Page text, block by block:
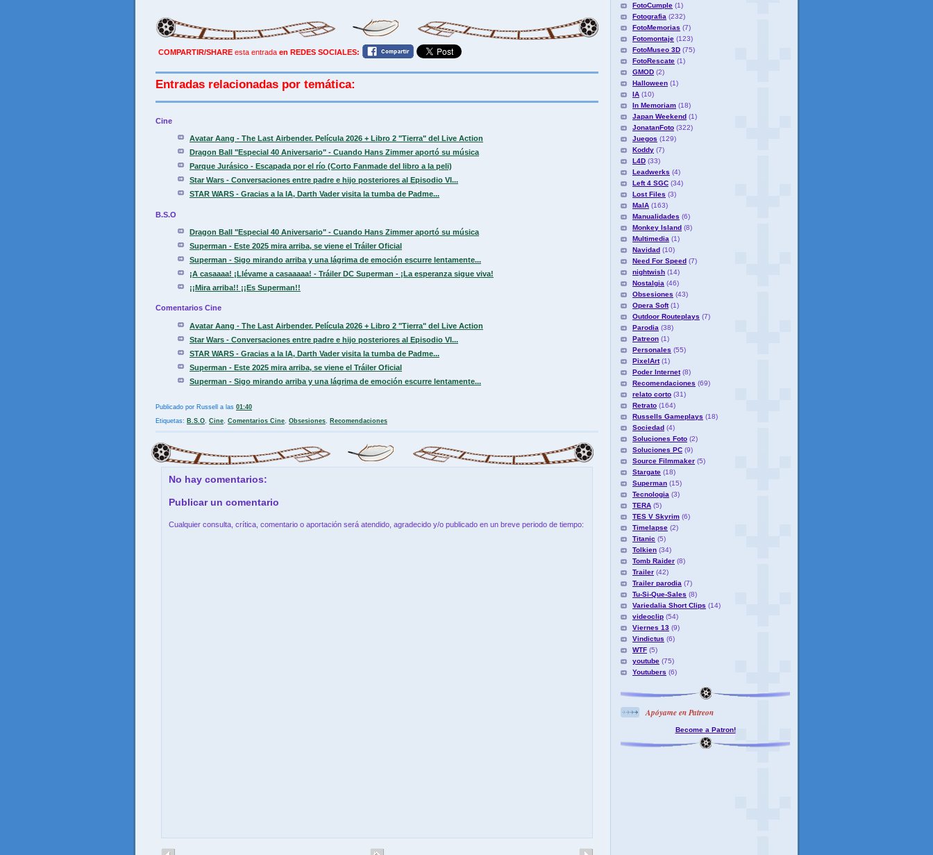
COMPARTIR/SHARE esta entrada en REDES SOCIALES:
Entradas relacionadas por temática:
Cine
Avatar Aang - The Last Airbender. Película 2026 + Libro 2 "Tierra" del Live Action
Dragon Ball "Especial 40 Aniversario" - Cuando Hans Zimmer aportó su música
Parque Jurásico - Escapada por el río (Corto Fanmade del libro a la peli)
Star Wars - Conversaciones entre padre e hijo posteriores al Episodio VI...
STAR WARS - Gracias a la IA, Darth Vader visita la tumba de Padme...
B.S.O
Dragon Ball "Especial 40 Aniversario" - Cuando Hans Zimmer aportó su música
Superman - Este 2025 mira arriba, se viene el Tráiler Oficial
Superman - Sigo mirando arriba y una lágrima de emoción escurre lentamente...
¡A casaaaa! ¡Llévame a casaaaaa! - Tráiler DC Superman - ¡La esperanza sigue viva!
¡¡Mira arriba!! ¡¡Es Superman!!
Comentarios Cine
Avatar Aang - The Last Airbender. Película 2026 + Libro 2 "Tierra" del Live Action
Star Wars - Conversaciones entre padre e hijo posteriores al Episodio VI...
STAR WARS - Gracias a la IA, Darth Vader visita la tumba de Padme...
Superman - Este 2025 mira arriba, se viene el Tráiler Oficial
Superman - Sigo mirando arriba y una lágrima de emoción escurre lentamente...
Publicado por Russell a las 01:40
Etiquetas: B.S.O Cine Comentarios Cine Obsesiones Recomendaciones
No hay comentarios:
Publicar un comentario
Cualquier consulta, crítica, comentario o aportación será atendido, agradecido y/o publicado en un breve periodo de tiempo:
FotoCumple (1)
Fotografia (232)
FotoMemorias (7)
Fotomontaje (123)
FotoMuseo 3D (75)
FotoRescate (1)
GMOD (2)
Halloween (1)
IA (10)
In Memoriam (18)
Japan Weekend (1)
JonatanFoto (322)
Juegos (129)
Koddy (7)
L4D (33)
Leadwerks (4)
Left 4 SGC (34)
Lost Files (3)
MaIA (163)
Manualidades (6)
Monkey Island (8)
Multimedia (1)
Navidad (10)
Need For Speed (7)
nightwish (14)
Nostalgia (46)
Obsesiones (43)
Opera Soft (1)
Outdoor Routeplays (7)
Parodia (38)
Patreon (1)
Personales (55)
PixelArt (1)
Poder Internet (8)
Recomendaciones (69)
relato corto (31)
Retrato (164)
Russells Gameplays (18)
Sociedad (4)
Soluciones Foto (2)
Soluciones PC (9)
Source Filmmaker (5)
Stargate (18)
Superman (15)
Tecnologia (3)
TERA (5)
TES V Skyrim (6)
Timelapse (2)
Titanic (5)
Tolkien (34)
Tomb Raider (8)
Trailer (42)
Trailer parodia (7)
Tu-Si-Que-Sales (8)
Variedalia Short Clips (14)
videoclip (54)
Viernes 13 (9)
Vindictus (6)
WTF (5)
youtube (75)
Youtubers (6)
Apóyame en Patreon
Become a Patron!